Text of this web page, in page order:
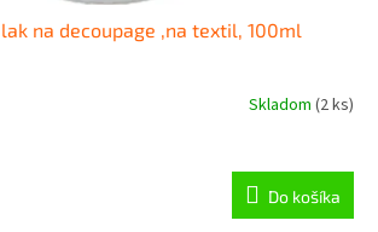
na decoupage ,na textil, 100ml
Skladom (2 ks)
Do košíka